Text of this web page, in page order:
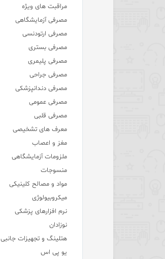
مراقبت های ویژه
مصرفی آزمایشگاهی
مصرفی ارتودنسی
مصرفی بستری
مصرفی پلیمری
مصرفی جراحی
مصرفی دندانپزشکی
مصرفی عمومی
مصرفی قلبی
معرف های تشخیصی
مغز و اعصاب
ملزومات آزمایشگاهی
منسوجات
مواد و مصالح کلینیکی
میکروبیولوژی
نرم افزارهای پزشکی
نوزادان
هتلینگ و تجهیزات جانبی
یو پی اس